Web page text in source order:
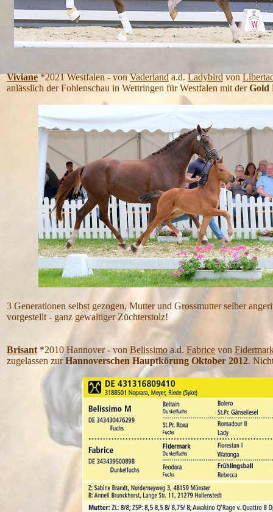
Viviane*2021 Westfalen - vonVaderlanda.d.Ladybirdvon
anlässlich der Fohlenschau in Wettringen für Westfalen mit derGold
3 Generationen selbst gezogen, Mutter und Grossmutter selber
vorgestellt - ganz gewaltiger Züchterstolz!
Brisant *2010 Hannover - von Belissimoa.d. Fabrice von
zugelassen zurHannoverschen Hauptkörung Oktober 2012.